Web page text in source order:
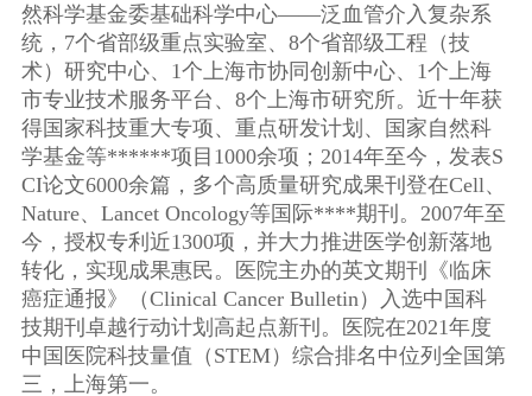
然科学基金委基础科学中心——泛血管介入复杂系
统，7个省部级重点实验室、8个省部级工程（技
术）研究中心、1个上海市协同创新中心、1个上海
市专业技术服务平台、8个上海市研究所。近十年获
得国家科技重大专项、重点研发计划、国家自然科
学基金等******项目1000余项；2014年至今，发表S
CI论文6000余篇，多个高质量研究成果刊登在Cell、
Nature、Lancet Oncology等国际****期刊。2007年至
今，授权专利近1300项，并大力推进医学创新落地
转化，实现成果惠民。医院主办的英文期刊《临床
癌症通报》（Clinical Cancer Bulletin）入选中国科
技期刊卓越行动计划高起点新刊。医院在2021年度
中国医院科技量值（STEM）综合排名中位列全国第
三，上海第一。